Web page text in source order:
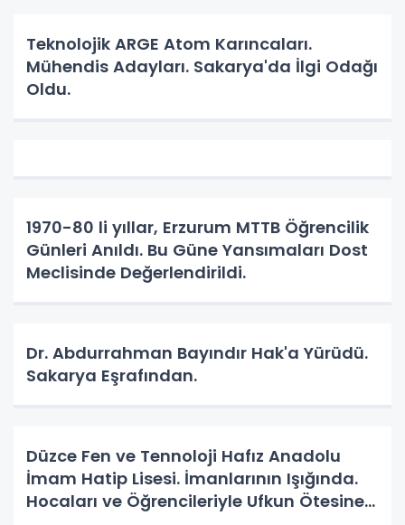
Teknolojik ARGE Atom Karıncaları.
Mühendis Adayları. Sakarya'da İlgi Odağı
Oldu.
1970-80 li yıllar, Erzurum MTTB Öğrencilik
Günleri Anıldı. Bu Güne Yansımaları Dost
Meclisinde Değerlendirildi.
Dr. Abdurrahman Bayındır Hak'a Yürüdü.
Sakarya Eşrafından.
Düzce Fen ve Tennoloji Hafız Anadolu
İmam Hatip Lisesi. İmanlarının Işığında.
Hocaları ve Öğrencileriyle Ufkun Ötesine